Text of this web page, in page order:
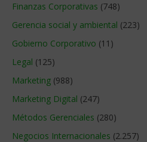
Finanzas Corporativas (748)
Gerencia social y ambiental (223)
Gobierno Corporativo (11)
Legal (125)
Marketing (988)
Marketing Digital (247)
Métodos Gerenciales (280)
Negocios Internacionales (2.257)